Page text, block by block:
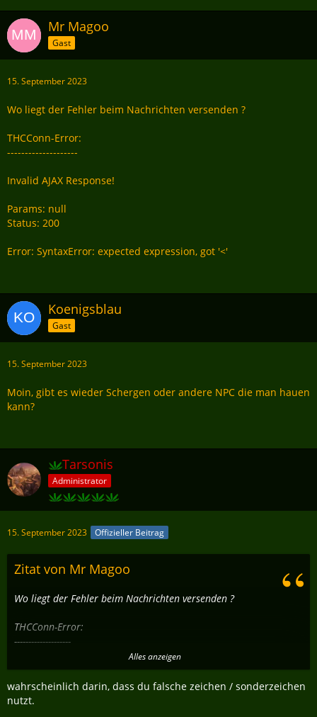
Mr Magoo
Gast
15. September 2023
Wo liegt der Fehler beim Nachrichten versenden ?
THCConn-Error:
--------------------
Invalid AJAX Response!
Params: null
Status: 200
Error: SyntaxError: expected expression, got '<'
Koenigsblau
Gast
15. September 2023
Moin, gibt es wieder Schergen oder andere NPC die man hauen
kann?
Tarsonis
Administrator
15. September 2023 Offizieller Beitrag
Zitat von Mr Magoo
Wo liegt der Fehler beim Nachrichten versenden ?
THCConn-Error:
--------------------
Invalid AJAX Response!
Params: null
Alles anzeigen
wahrscheinlich darin, dass du falsche zeichen / sonderzeichen
nutzt.